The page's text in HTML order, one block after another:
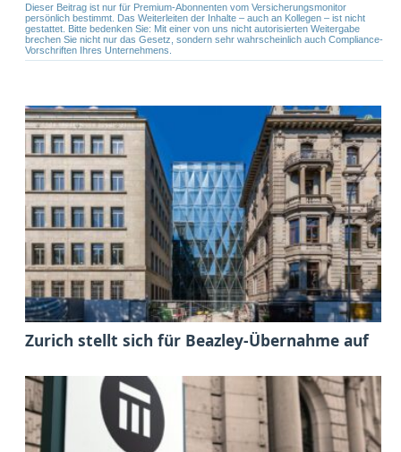
Dieser Beitrag ist nur für Premium-Abonnenten vom Versicherungsmonitor
persönlich bestimmt. Das Weiterleiten der Inhalte – auch an Kollegen – ist nicht
gestattet. Bitte bedenken Sie: Mit einer von uns nicht autorisierten Weitergabe
brechen Sie nicht nur das Gesetz, sondern sehr wahrscheinlich auch Compliance-
Vorschriften Ihres Unternehmens.
Zurich stellt sich für Beazley-Übernahme auf